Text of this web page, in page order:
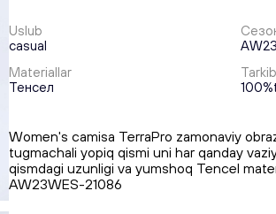
Uslub
casual
AW23
Materiallar
Тенсел
Women's camisa TerraPro zamonaviy
tugmachali yopiq qismi uni har qanday
qismdagi uzunligi va yumshoq Tencel
AW23WES-21086